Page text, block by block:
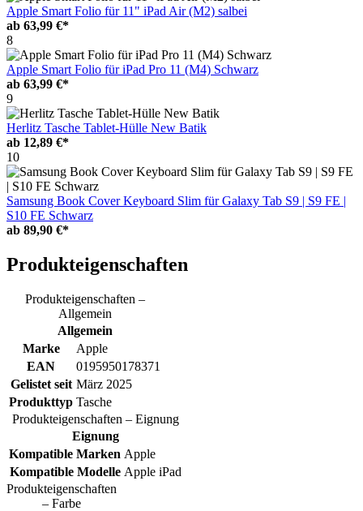
Apple Smart Folio für 11" iPad Air (M2) salbei
ab 63,99 €*
8
Apple Smart Folio für iPad Pro 11 (M4) Schwarz
ab 63,99 €*
9
Herlitz Tasche Tablet-Hülle New Batik
ab 12,89 €*
10
Samsung Book Cover Keyboard Slim für Galaxy Tab S9 | S9 FE |
S10 FE Schwarz
ab 89,90 €*
Produkteigenschaften
Produkteigenschaften –
Allgemein
Allgemein
Marke
Apple
EAN
0195950178371
Gelistet seit März 2025
Produkttyp Tasche
Produkteigenschaften – Eignung
Eignung
Kompatible Marken Apple
Kompatible Modelle Apple iPad
Produkteigenschaften
– Farbe